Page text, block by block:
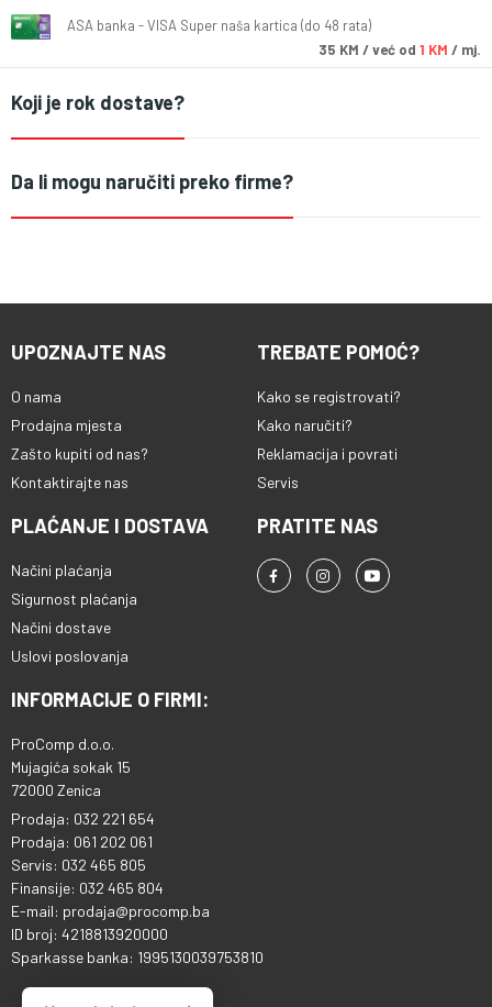
ASA banka - VISA Super naša kartica (do 48 rata)
35 KM / već od 1 KM / mj.
Koji je rok dostave?
Da li mogu naručiti preko firme?
UPOZNAJTE NAS
O nama
Prodajna mjesta
Zašto kupiti od nas?
Kontaktirajte nas
TREBATE POMOĆ?
Kako se registrovati?
Kako naručiti?
Reklamacija i povrati
Servis
PLAĆANJE I DOSTAVA
Načini plaćanja
Sigurnost plaćanja
Načini dostave
Uslovi poslovanja
PRATITE NAS
INFORMACIJE O FIRMI:
ProComp d.o.o.
Mujagića sokak 15
72000 Zenica
Prodaja: 032 221 654
Prodaja: 061 202 061
Servis: 032 465 805
Finansije: 032 465 804
E-mail: prodaja@procomp.ba
ID broj: 4218813920000
Sparkasse banka: 1995130039753810